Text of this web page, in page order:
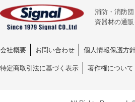
消防・消防団
資器材の通
会社概要 お問い合わせ 個人情報保護方
特定商取引法に基づく表示 著作権について